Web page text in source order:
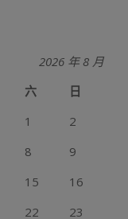
2026 年 8 月
六
日
1
2
8
9
15
16
22
23